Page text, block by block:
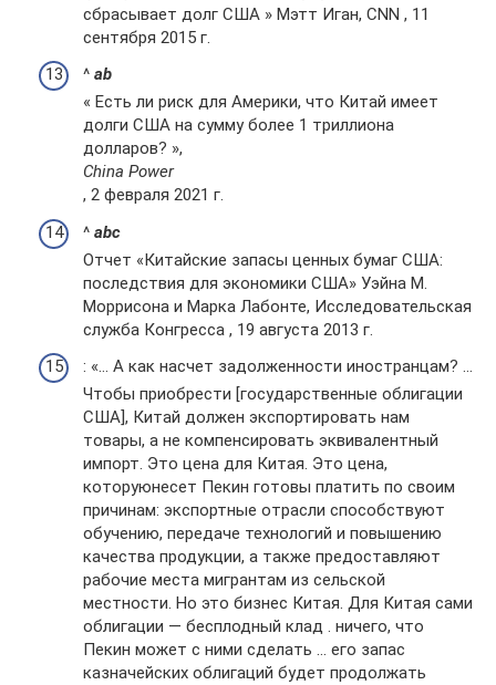
сбрасывает долг США » Мэтт Иган, CNN , 11
сентября 2015 г.
^ ab
« Есть ли риск для Америки, что Китай имеет
долги США на сумму более 1 триллиона
долларов? »,
China Power
, 2 февраля 2021 г.
^ abc
Отчет «Китайские запасы ценных бумаг США:
последствия для экономики США» Уэйна М.
Моррисона и Марка Лабонте, Исследовательская
служба Конгресса , 19 августа 2013 г.
: «… А как насчет задолженности иностранцам? …
Чтобы приобрести [государственные облигации
США], Китай должен экспортировать нам
товары, а не компенсировать эквивалентный
импорт. Это цена для Китая. Это цена,
которуюнесет Пекин готовы платить по своим
причинам: экспортные отрасли способствуют
обучению, передаче технологий и повышению
качества продукции, а также предоставляют
рабочие места мигрантам из сельской
местности. Но это бизнес Китая. Для Китая сами
облигации — бесплодный клад . ничего, что
Пекин может с ними сделать … его запас
казначейских облигаций будет продолжать